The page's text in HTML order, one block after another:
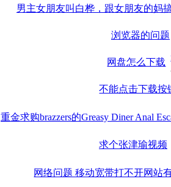
男主女朋友叫白桦，跟女朋友的妈
浏览器的问题
网盘怎么下载
不能点击下载按
重金求购brazzers的Greasy Diner Anal
求个张津瑜视频
网络问题 移动宽带打不开网站